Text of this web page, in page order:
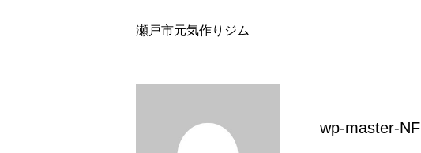
瀬戸市元気作りジム
wp-master-NF